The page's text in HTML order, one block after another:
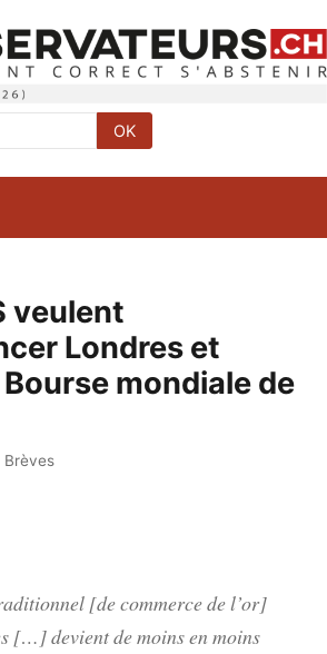
OK
veulent
Londres et
mondiale de
Brèves
[de commerce de l’or]
[…] devient de moins en moins